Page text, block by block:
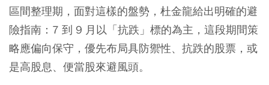
區間整理期，面對這樣的盤勢，杜金龍給出明確的避
險指南： 7 到 9 月以「抗跌」標的為主，這段期間策
略應偏向保守，優先布局具防禦性、抗跌的股票，或
是高股息、便當股來避風頭。